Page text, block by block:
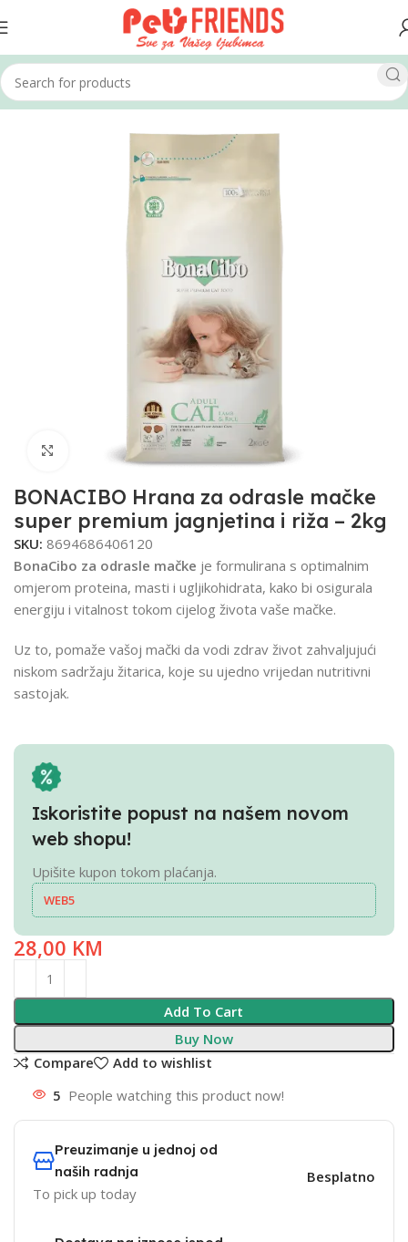
Home Mačke Hrana za mačke Suha hrana
Click to enlarge
BONACIBO Hrana za odrasle mačke
super premium jagnjetina i riža – 2kg
SKU: 8694686406120
BonaCibo za odrasle mačke je formulirana s optimalnim
omjerom proteina, masti i ugljikohidrata, kako bi osigurala
energiju i vitalnost tokom cijelog života vaše mačke.
Uz to, pomaže vašoj mački da vodi zdrav život zahvaljujući
niskom sadržaju žitarica, koje su ujedno vrijedan nutritivni
sastojak.
Iskoristite popust na našem novom
web shopu!
Upišite kupon tokom plaćanja.
WEB5
28,00 KM
Add To Cart
Buy Now
Compare
Add to wishlist
5 People watching this product now!
Preuzimanje u jednoj od
naših radnja
To pick up today
Besplatno